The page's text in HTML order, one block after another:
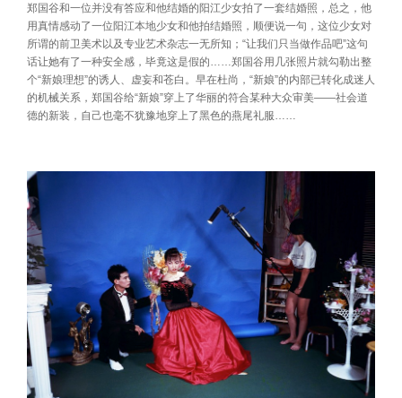
郑国谷和一位并没有答应和他结婚的阳江少女拍了一套结婚照，总之，他
用真情感动了一位阳江本地少女和他拍结婚照，顺便说一句，这位少女对
所谓的前卫美术以及专业艺术杂志一无所知；“让我们只当做作品吧”这句
话让她有了一种安全感，毕竟这是假的……郑国谷用几张照片就勾勒出整
个“新娘理想”的诱人、虚妄和苍白。早在杜尚，“新娘”的内部已转化成迷人
的机械关系，郑国谷给“新娘”穿上了华丽的符合某种大众审美——社会道
德的新装，自己也毫不犹豫地穿上了黑色的燕尾礼服……